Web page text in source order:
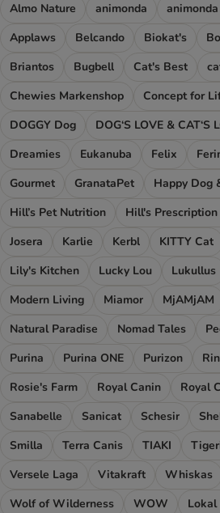
Almo Nature animonda
Applaws
Belcando Biokat's
Briantos
Bugbell Cat's Best
Chewies Markenshop
Concept for
DOGGY Dog
DOG‘S LOVE & CAT‘S
Dreamies
Eukanuba Felix
Gourmet
GranataPet
Happy Dog
Hill’s Pet Nutrition
Hill's
Josera
Karlie Kerbl KITTY Cat
Lily's Kitchen
Lucky Lou Lukullus
Modern Living
Miamor MjAMjAM
Natural Paradise
Nomad Tales
Purina
Purina ONE Purizon
Rosie's Farm
Royal Canin
Royal
Sanabelle
Sanicat Schesir
Smilla
Terra Canis TIAKI
Versele Laga
Vitakraft Whiskas
Wolf of Wilderness
WOW
Lokal